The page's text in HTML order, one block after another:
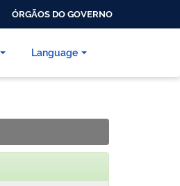
ÓRGÃOS DO GOVERNO
Language